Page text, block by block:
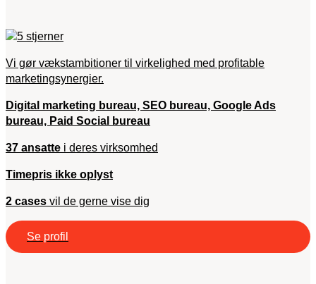
Vi gør vækstambitioner til virkelighed med profitable
marketingsynergier.
Digital marketing bureau, SEO bureau, Google Ads
bureau, Paid Social bureau
37 ansatte i deres virksomhed
Timepris ikke oplyst
2 cases vil de gerne vise dig
Se profil